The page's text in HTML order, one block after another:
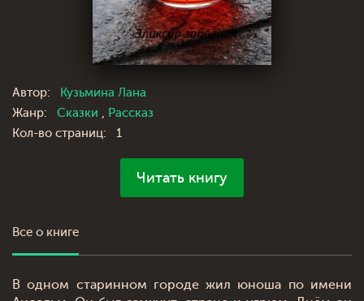
Автор:
Кузьмина Лана
Жанр:
Сказки , Рассказ
Кол-во страниц:
1
Читать книгу
Все о книге
В одном старинном городе жил юноша по имени